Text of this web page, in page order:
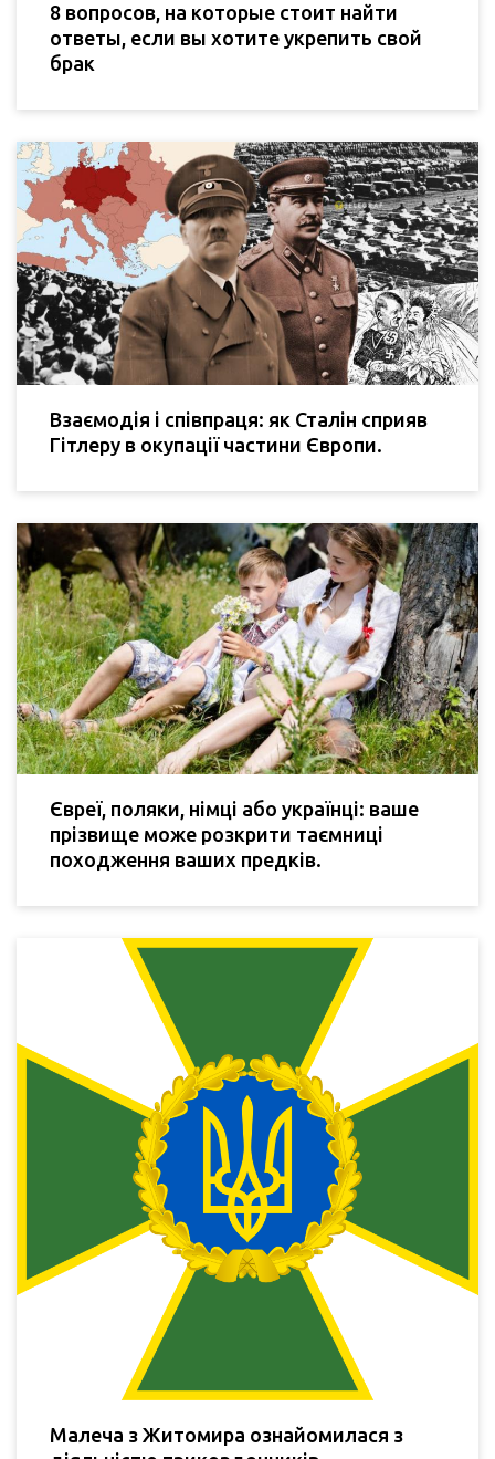
8 вопросов, на которые стоит найти
ответы, если вы хотите укрепить свой
брак
Взаємодія і співпраця: як Сталін сприяв
Гітлеру в окупації частини Європи.
Євреї, поляки, німці або українці: ваше
прізвище може розкрити таємниці
походження ваших предків.
Малеча з Житомира ознайомилася з